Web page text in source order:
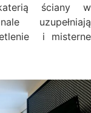
ściany w
uzupełniają
i misterne